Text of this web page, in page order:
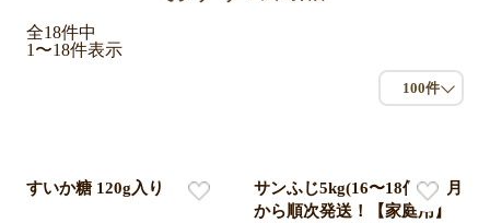
全18件中
1〜18件表示
100件
すいか糖 120g入り
サンふじ5kg(16〜18個) 11月
から順次発送！【家庭用】